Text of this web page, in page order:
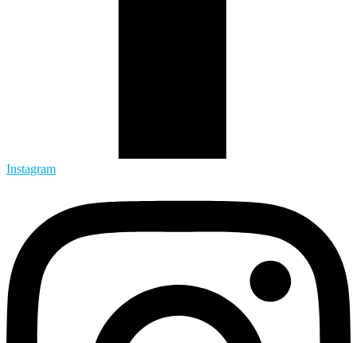
Instagram